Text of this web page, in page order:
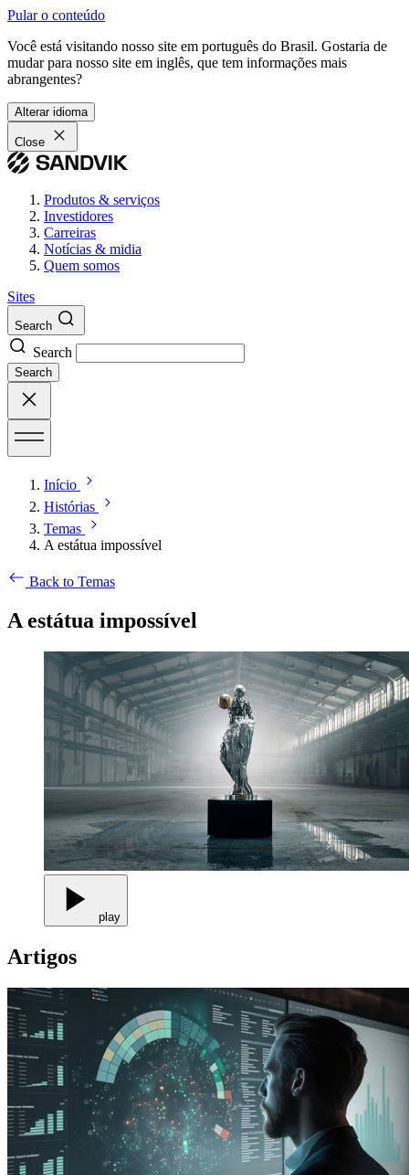
Pular o conteúdo
Você está visitando nosso site em português do Brasil. Gostaria de
mudar para nosso site em inglês, que tem informações mais
abrangentes?
Alterar idioma
Close
Produtos & serviços
Investidores
Carreiras
Notícias & midia
Quem somos
Sites
Search
Search
Search
Início
Histórias
Temas
A estátua impossível
Back to Temas
A estátua impossível
play
Artigos